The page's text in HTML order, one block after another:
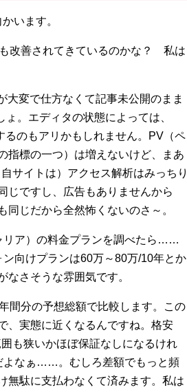
います。
改善されてきているのかな？ 私は
大変で仕方なくて記事未公開のまま
。エディタの状態によっては、
るのもアリかもしれません。PV（ペ
指標の一つ）は増えないけど、まあ
サイトは）アクセス解析はみっちり
じですし、広告もありませんから
じだから全然怖くないのさ～。
リア）の料金プランを調べたら……
向けプランは60万～80万/10年とか
さそうな雰囲気です。
間分の予想総額で比較します。この
、実態に近くなるんですね。格安
も狭いかほぼ保証なしになるけれ
よなぁ……。むしろ差額でもっと頻
無駄に支払わなくて済みます。私は